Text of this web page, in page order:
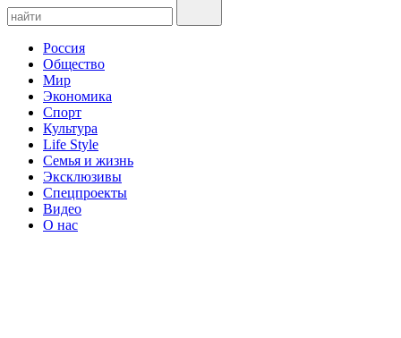
Россия
Общество
Мир
Экономика
Спорт
Культура
Life Style
Семья и жизнь
Эксклюзивы
Спецпроекты
Видео
О нас